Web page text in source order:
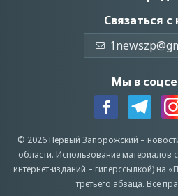
Связаться
Мы в
© 2026 Первый Запорожский –
области. Использование материалов
интернет-изданий – гиперссылкой) на
третьего абзаца. Все